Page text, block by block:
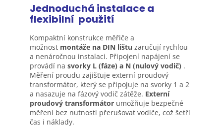
Jednoduchá instalace a
flexibilní použití
Kompaktní konstrukce měřiče a
možnost montáže na DIN lištu zaručují rychlou
a nenáročnou instalaci. Připojení napájení se
provádí na svorky L (fáze) a N (nulový vodič) .
Měření proudu zajišťuje externí proudový
transformátor, který se připojuje na svorky 1 a 2
a nasazuje na fázový vodič zátěže. Externí
proudový transformátor umožňuje bezpečné
měření bez nutnosti přerušovat vodiče, což šetří
čas i náklady.